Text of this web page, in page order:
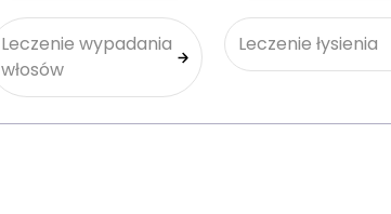
Leczenie wypadania
włosów
Leczenie łysienia